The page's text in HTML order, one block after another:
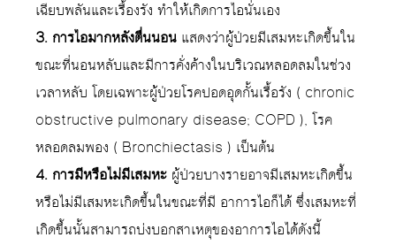
เฉียบพลันและเรื้องรัง ทำให้เกิดการไอนั่นเอง
3. การไอมากหลังตื่นนอน แสดงว่าผู้ป่วยมีเสมหะเกิดขึ้นใน
ขณะที่นอนหลับและมีการคั่งค้างในบริเวณหลอดลมในช่วง
เวลาหลับ โดยเฉพาะผู้ป่วยโรคปอดอุดกั้นเรื้อรัง ( chronic
obstructive pulmonary disease; COPD ), โรค
หลอดลมพอง ( Bronchiectasis ) เป็นต้น
4. การมีหรือไม่มีเสมหะ ผู้ป่วยบางรายอาจมีเสมหะเกิดขึ้น
หรือไม่มีเสมหะเกิดขึ้นในขณะที่มี อาการไอก็ได้ ซึ่งเสมหะที่
เกิดขึ้นนั้นสามารถบ่งบอกสาเหตุของอาการไอได้ดังนี้